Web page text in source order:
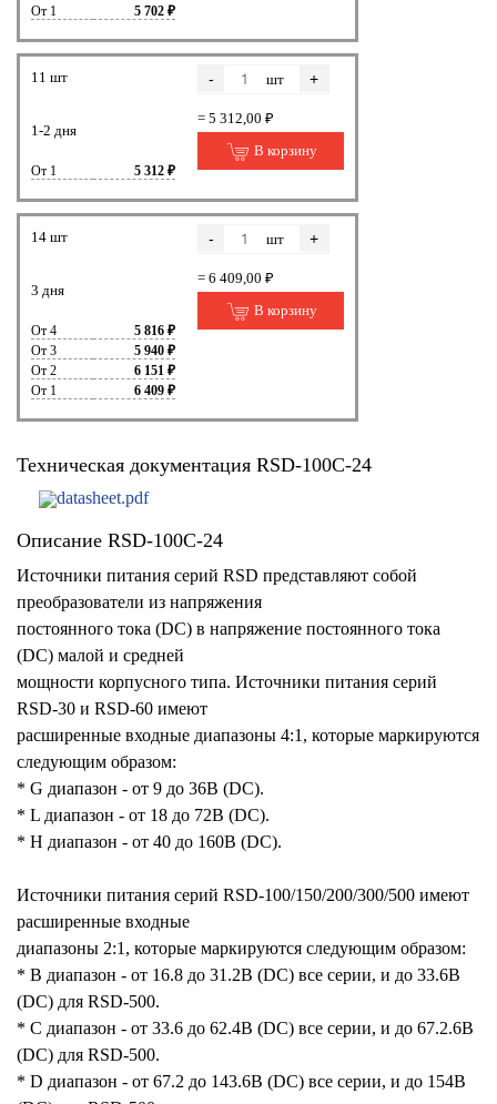
От 1
5 702 ₽
11 шт
1-2 дня
От 1 5 312 ₽
- шт +
= 5 312,00 ₽
В корзину
14 шт
3 дня
От 4
5 816 ₽
От 3
5 940 ₽
От 2
6 151 ₽
От 1
6 409 ₽
- шт +
= 6 409,00 ₽
В корзину
Техническая документация RSD-100C-24
datasheet.pdf
Описание RSD-100C-24
Источники питания серий RSD представляют собой
преобразователи из напряжения
постоянного тока (DC) в напряжение постоянного тока
(DC) малой и средней
мощности корпусного типа. Источники питания серий
RSD-30 и RSD-60 имеют
расширенные входные диапазоны 4:1, которые маркируются
следующим образом:
* G диапазон - от 9 до 36В (DC).
* L диапазон - от 18 до 72В (DC).
* H диапазон - от 40 до 160В (DC).
Источники питания серий RSD-100/150/200/300/500 имеют
расширенные входные
диапазоны 2:1, которые маркируются следующим образом:
* B диапазон - от 16.8 до 31.2В (DC) все серии, и до 33.6В
(DC) для RSD-500.
* C диапазон - от 33.6 до 62.4В (DC) все серии, и до 67.2.6В
(DC) для RSD-500.
* D диапазон - от 67.2 до 143.6В (DC) все серии, и до 154В